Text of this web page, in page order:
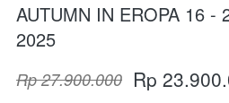
AUTUMN IN EROPA 16 -
2025
Rp 27.900.000 Rp